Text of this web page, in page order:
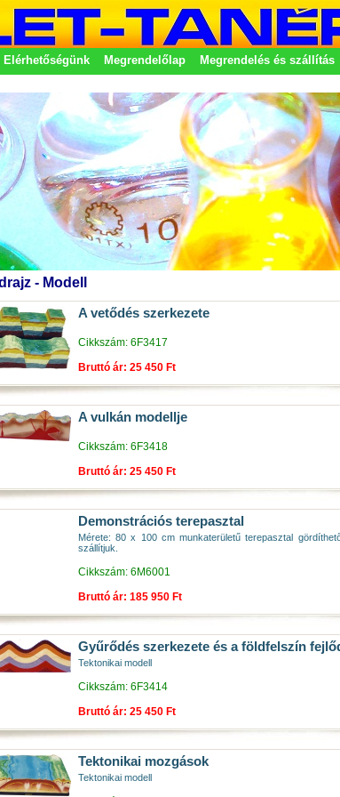
Elérhetőségünk Megrendelőlap Megrendelés és szállítás
- Modell
A vetődés szerkezete
Cikkszám: 6F3417
Bruttó ár: 25 450 Ft
A vulkán modellje
Cikkszám: 6F3418
Bruttó ár: 25 450 Ft
Demonstrációs terepasztal
Mérete: 80 x 100 cm munkaterületű terepasztal
szállítjuk.
Cikkszám: 6M6001
Bruttó ár: 185 950 Ft
Gyűrődés szerkezete és a földfelszín
Tektonikai modell
Cikkszám: 6F3414
Bruttó ár: 25 450 Ft
Tektonikai mozgások
Tektonikai modell